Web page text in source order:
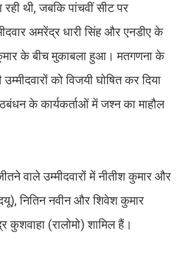
थी, जबकि पांचवीं सीट पर
अमरेंद्र धारी सिंह और एनडीए के
के बीच मुकाबला हुआ। मतगणना के
को विजयी घोषित कर दिया
के कार्यकर्ताओं में जश्न का माहौल
वाले उम्मीदवारों में नीतीश कुमार और
नितिन नवीन और शिवेश कुमार
कुशवाहा (रालोमो) शामिल हैं।